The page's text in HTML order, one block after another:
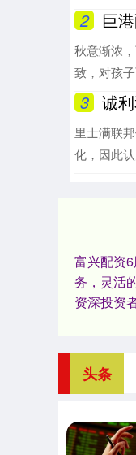
2 巨
秋意渐浓
致，对孩
3 诚
里士满联
化，因此
富兴配资
务，灵活
资深投资
头条